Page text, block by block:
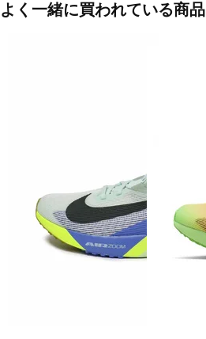
よく一緒に買われている商品